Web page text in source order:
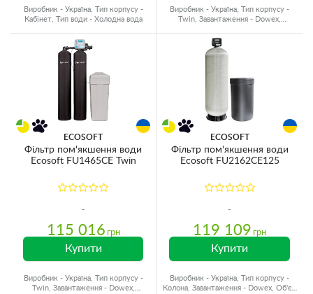
Виробник - Україна, Тип корпусу -
Кабінет, Тип води - Холодна вода
Виробник - Україна, Тип корпусу -
Twin, Завантаження - Dowex,
ECOSOFT
Фільтр пом'якшення води
Ecosoft FU1465CE Twin
115 016 грн
Купити
Виробник - Україна, Тип корпусу -
Twin, Завантаження - Dowex,
ECOSOFT
Фільтр пом'якшення води
Ecosoft FU2162CE125
119 109 грн
Купити
Виробник - Україна, Тип корпусу -
Колона, Завантаження - Dowex, Об'єм